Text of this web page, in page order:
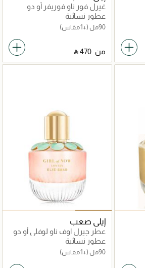
غيرل فور ناو فوريفر أو دو
برفان
عطور نسائية
90مل (+1 مقاس)
من ‎ ⃁ ⁦470⁩ ‎
إيلي صعب
عطر جيرل اوف ناو لوفلي أو دو
برفان
عطور نسائية
90مل (+1 مقاس)